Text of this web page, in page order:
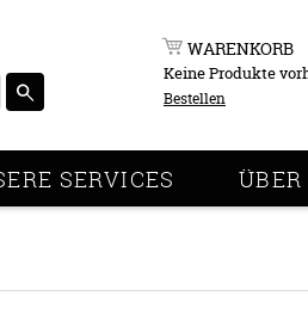
WARENKORB
Keine Produkte
Bestellen
SERVICES ÜBER